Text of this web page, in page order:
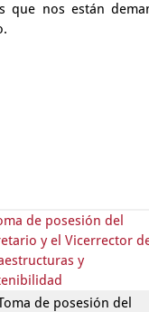
que nos están
de posesión del